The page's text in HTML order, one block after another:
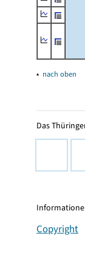
▴ nach oben
Das
Copyright